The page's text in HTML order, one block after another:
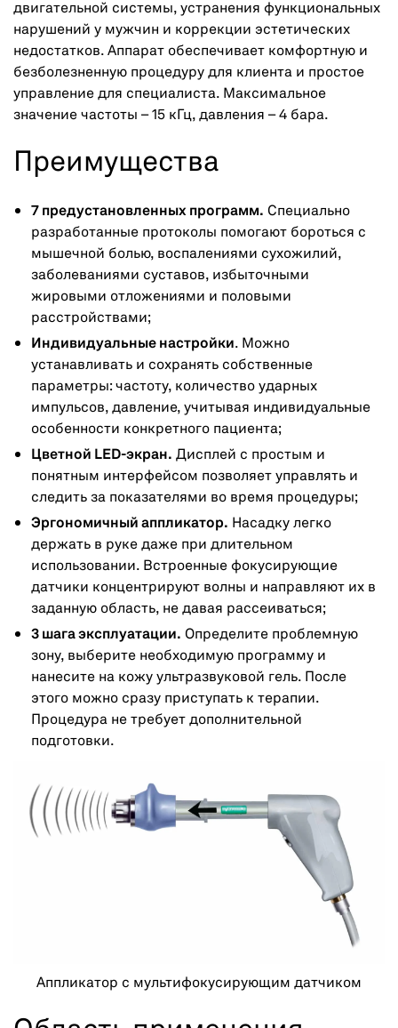
двигательной системы, устранения функциональных
нарушений у мужчин и коррекции эстетических
недостатков. Аппарат обеспечивает комфортную и
безболезненную процедуру для клиента и простое
управление для специалиста. Максимальное
значение частоты – 15 кГц, давления – 4 бара.
Преимущества
7 предустановленных программ. Специально
разработанные протоколы помогают бороться с
мышечной болью, воспалениями сухожилий,
заболеваниями суставов, избыточными
жировыми отложениями и половыми
расстройствами;
Индивидуальные настройки. Можно
устанавливать и сохранять собственные
параметры: частоту, количество ударных
импульсов, давление, учитывая индивидуальные
особенности конкретного пациента;
Цветной LED-экран. Дисплей с простым и
понятным интерфейсом позволяет управлять и
следить за показателями во время процедуры;
Эргономичный аппликатор. Насадку легко
держать в руке даже при длительном
использовании. Встроенные фокусирующие
датчики концентрируют волны и направляют их в
заданную область, не давая рассеиваться;
3 шага эксплуатации. Определите проблемную
зону, выберите необходимую программу и
нанесите на кожу ультразвуковой гель. После
этого можно сразу приступать к терапии.
Процедура не требует дополнительной
подготовки.
Аппликатор с мультифокусирующим датчиком